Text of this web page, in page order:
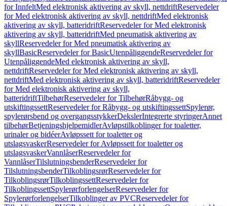
for InnfeltMed elektronisk aktivering av skyll, nettdriftReservedeler
for Med elektronisk aktivering av skyll, nettdriftMed elektronisk
aktivering av skyll, batteridriftReservedeler for Med elektronisk
aktivering av skyll, batteridriftMed pneumatisk aktivering av
skyllReservedeler for Med pneumatisk aktivering av
skyllBasicReservedeler for BasicUtenpåliggendeReservedeler for
UtenpåliggendeMed elektronisk aktivering av skyll,
nettdriftReservedeler for Med elektronisk aktivering av skyll,
nettdriftMed elektronisk aktivering av skyll, batteridriftReservedeler
for Med elektronisk aktivering av skyll,
batteridriftTilbehørReservedeler for TilbehørRåbygg- og
utskiftingssettReservedeler for Råbygg- og utskiftingssettSpylerør,
spylerørsbend og overgangsstykkerDekslerIntegrerte styringerAnnet
tilbehørBetjeningshjelpemidlerAvløpstilkoblinger for toaletter,
urinaler og bidéerAvløpssett for toaletter og
utslagsvaskerReservedeler for Avløpssett for toaletter og
utslagsvaskerVannlåserReservedeler for
VannlåserTilslutningsbenderReservedeler for
TilslutningsbenderTilkoblingsrørReservedeler for
TilkoblingsrørTilkoblingssettReservedeler for
TilkoblingssettSpylerørforlengelserReservedeler for
SpylerørforlengelserTilkoblinger av PVCReservedeler for